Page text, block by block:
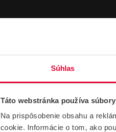
Súhlas
Táto webstránka používa
Na prispôsobenie obsahu a
cookie. Informácie o tom, ako